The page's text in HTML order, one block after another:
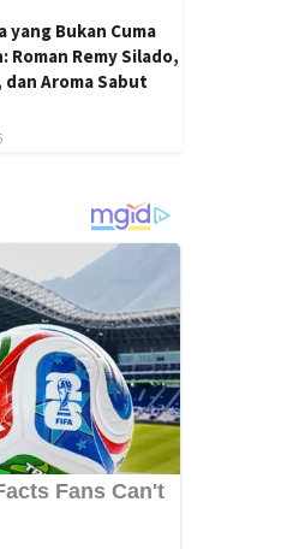
yang Bukan Cuma
Roman Remy Silado,
Aroma Sabut